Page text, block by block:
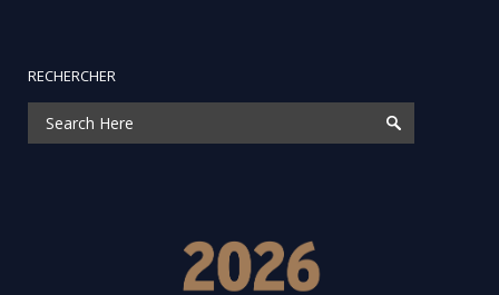
RECHERCHER